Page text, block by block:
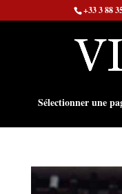
+33 3 88
Sélectionner une